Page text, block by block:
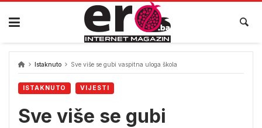
Skip
content
Istaknuto Sve više se gubi vaspitna uloga škola
ISTAKNUTO VIJESTI
Sve više se gubi